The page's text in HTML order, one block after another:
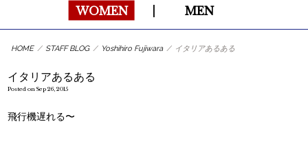
WOMEN MEN
HOME / STAFF BLOG / Yoshihiro Fujiwara / イタリアあるある
イタリアあるある
Posted on Sep 26, 2015
飛行機遅れる〜